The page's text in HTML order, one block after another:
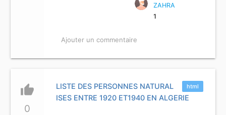
ZAHRA
1
Ajouter un commentaire
thumb_up
0
html
LISTE DES PERSONNES NATURAL
ISES ENTRE 1920 ET1940 EN ALGERIE